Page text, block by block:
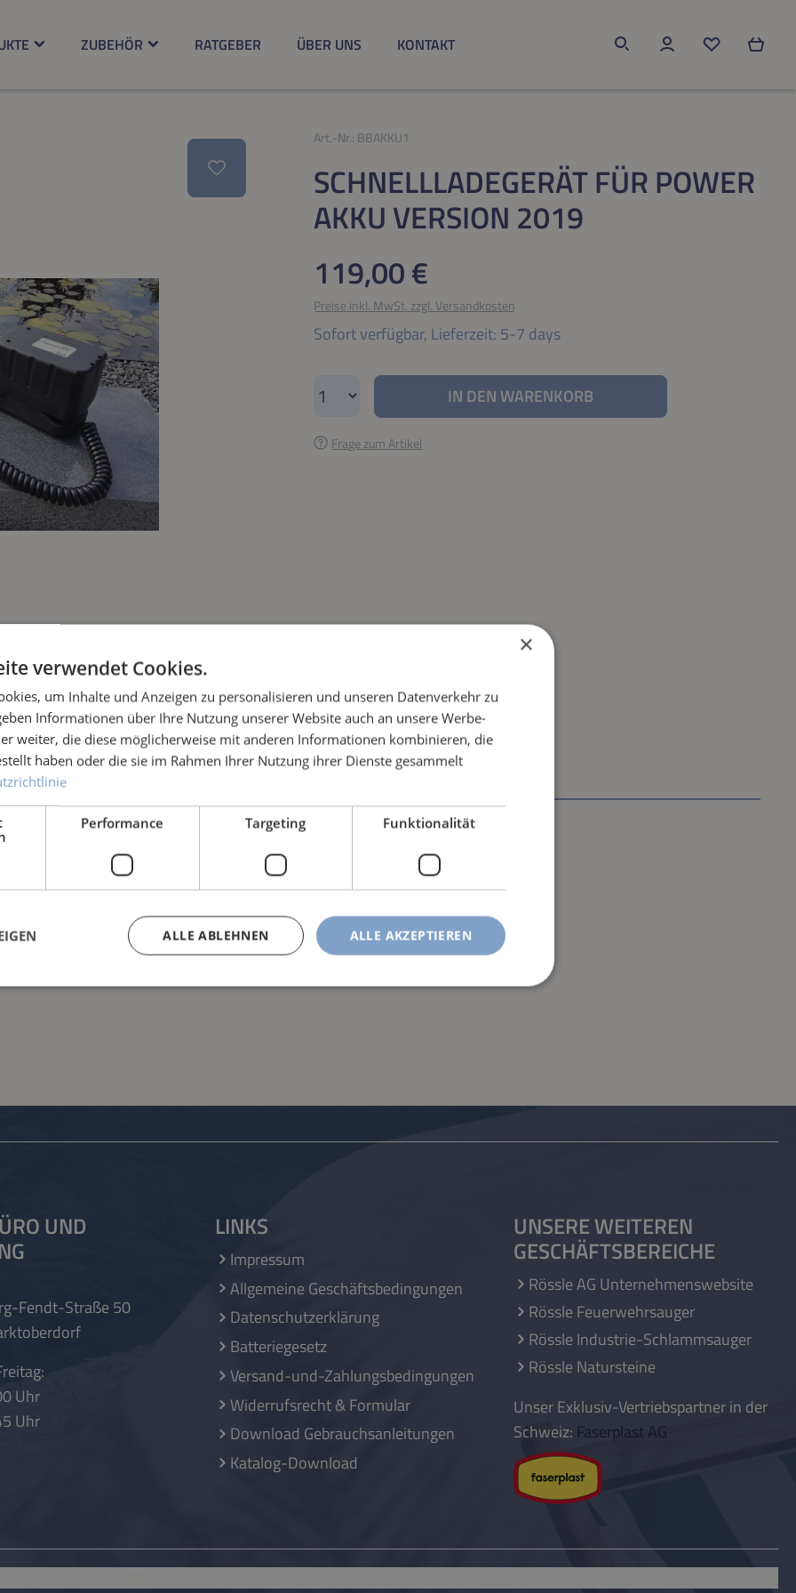
ZUBEHÖR RATGEBER ÜBER UNS KONTAKT
Du hast 0
Art.-Nr.: BBAKKU1
SCHNELLLADEGERÄT FÜR POWER
AKKU VERSION 2019
Regulärer Preis:
119,00 €
Preise inkl. MwSt. zzgl. Versandkosten
Sofort verfügbar, Lieferzeit: 5-7 days
Produkt Anzahl: Gib den gewünschten Wert ein oder
IN DEN WARENKORB
Frage zum Artikel
UND
Fendt-Straße 50
Uhr
Uhr
LINKS
Impressum
Allgemeine Geschäftsbedingungen
Datenschutzerklärung
Batteriegesetz
Versand-und-Zahlungsbedingungen
Widerrufsrecht & Formular
Download Gebrauchsanleitungen
Katalog-Download
UNSERE WEITEREN
GESCHÄFTSBEREICHE
Rössle AG Unternehmenswebsite
Rössle Feuerwehrsauger
Rössle Industrie-Schlammsauger
Rössle Natursteine
Unser Exklusiv-Vertriebspartner in der
Schweiz: Faserplast AG
×
verwendet Cookies.
um Inhalte und Anzeigen zu personalisieren und unseren Datenverkehr zu
Informationen über Ihre Nutzung unserer Website auch an unsere Werbe-
weiter, die diese möglicherweise mit anderen Informationen kombinieren, die
haben oder die sie im Rahmen Ihrer Nutzung ihrer Dienste gesammelt
Performance Targeting Funktionalität
ALLE AKZEPTIEREN
ALLE ABLEHNEN